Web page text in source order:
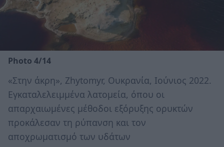
Photo 4/14
«Στην άκρη», Zhytomyr, Ουκρανία, Ιούνιος 2022.
Εγκαταλελειμμένα λατομεία, όπου οι
απαρχαιωμένες μέθοδοι εξόρυξης ορυκτών
προκάλεσαν τη ρύπανση και τον
αποχρωματισμό των υδάτων